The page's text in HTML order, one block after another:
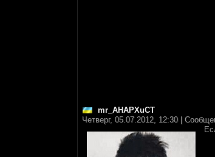
mr_AHAPXuCT
Четверг, 05.07.2012, 12:30 |